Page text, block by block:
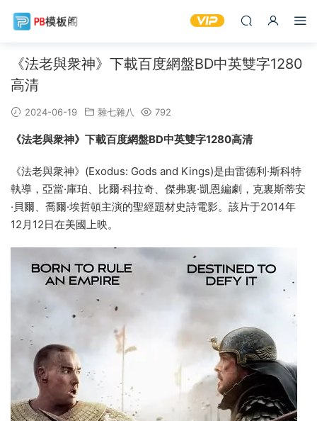
《法老與衆神》下載百度網盤BD中英雙字1280
高清
2024-06-19 雜七雜八 792
《法老與衆神》下載百度網盤BD中英雙字1280高清
《法老與衆神》(Exodus: Gods and Kings)是由雷德利·斯科特
執導，亞當·庫珀、比爾·科拉奇、傑弗裏·凱恩編劇，克裏斯蒂安
·貝爾、喬爾·埃哲頓主演的聖經題材史詩電影。該片于2014年
12月12日在美國上映。